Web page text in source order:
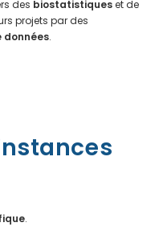
des biostatistiqueset de
projets par des
données.
.